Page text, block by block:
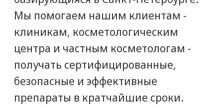
ПАВЕЛ ПОДГОРНЫЙ
ГЕНЕРАЛЬНЫЙ ДИРЕКТОР
Мы дорожим нашей репутацией
надежного партнера. Снабжение
клиник с нами - это легко! Позвоните